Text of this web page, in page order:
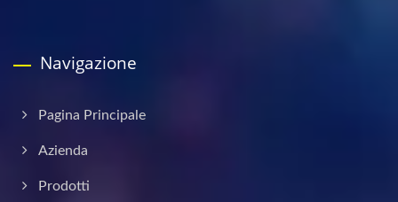
Navigazione
Pagina Principale
Azienda
Prodotti